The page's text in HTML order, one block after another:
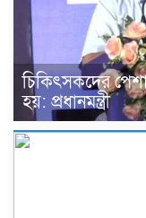
চিকিৎসকদের
হয়: প্রধানমন্ত্রী